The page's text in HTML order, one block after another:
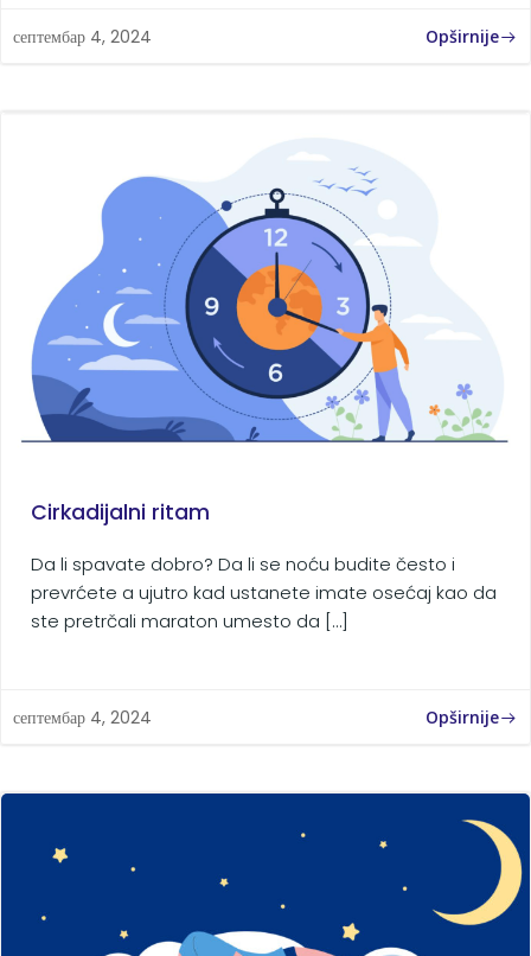
септембар 4, 2024 Opširnije
Cirkadijalni ritam
Da li spavate dobro? Da li se noću budite često i
prevrćete a ujutro kad ustanete imate osećaj kao da
ste pretrčali maraton umesto da […]
септембар 4, 2024 Opširnije